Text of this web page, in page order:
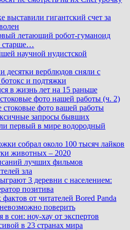
выставили гигантский счет за
летающий робот-гуманоид
старше…
научной нудистской
десятки верблюдов сняли с
и подтяжки
в жизнь лет на 15 раньше
фото нашей работы (ч. 2)
фото вашей работы
запросы бывших
первый в мире водородный
собрал около 100 тысяч лайков
животных – 2020
лучших фильмов
зла
3 деревни с населением:
позитива
от читателей Bored Panda
поверить
в сон: ноу-хау от экспертов
в 23 странах мира